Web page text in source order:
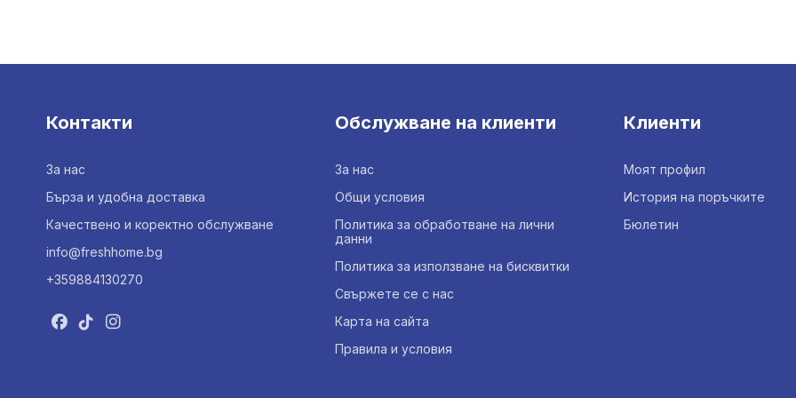
Контакти
За нас
Бърза и удобна доставка
Качествено и коректно обслужване
info@freshhome.bg
+359884130270
Обслужване на клиенти
За нас
Общи условия
Политика за обработване на лични
данни
Политика за използване на бисквитки
Свържете се с нас
Карта на сайта
Правила и условия
Клиенти
Моят профил
История на поръчките
Бюлетин